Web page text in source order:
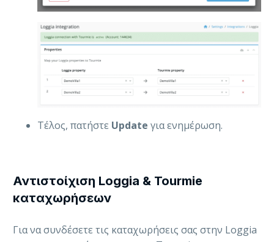
Τέλος, πατήστε Update για ενημέρωση.
Αντιστοίχιση Loggia & Tourmie
καταχωρήσεων
Για να συνδέσετε τις καταχωρήσεις σας στην Loggia